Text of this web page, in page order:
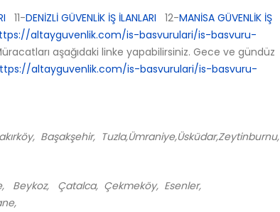
11-DENİZLİ GÜVENLİK İŞ İLANLARI 12-MANİSA GÜVENLİK İŞ
altayguvenlik.com/is-basvurulari/is-basvuru-
aşağıdaki linke yapabilirsiniz. Gece ve gündüz
altayguvenlik.com/is-basvurulari/is-basvuru-
Başakşehir, Tuzla,Ümraniye,Üsküdar,Zeytinburnu,
Beykoz, Çatalca, Çekmeköy, Esenler,